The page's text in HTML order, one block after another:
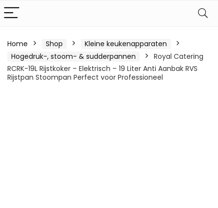
Home Shop
Kleine keukenapparaten
Hogedruk-, stoom- & sudderpannen
Royal Catering
RCRK-19L Rijstkoker – Elektrisch – 19 Liter Anti Aanbak RVS
Rijstpan Stoompan Perfect voor Professioneel